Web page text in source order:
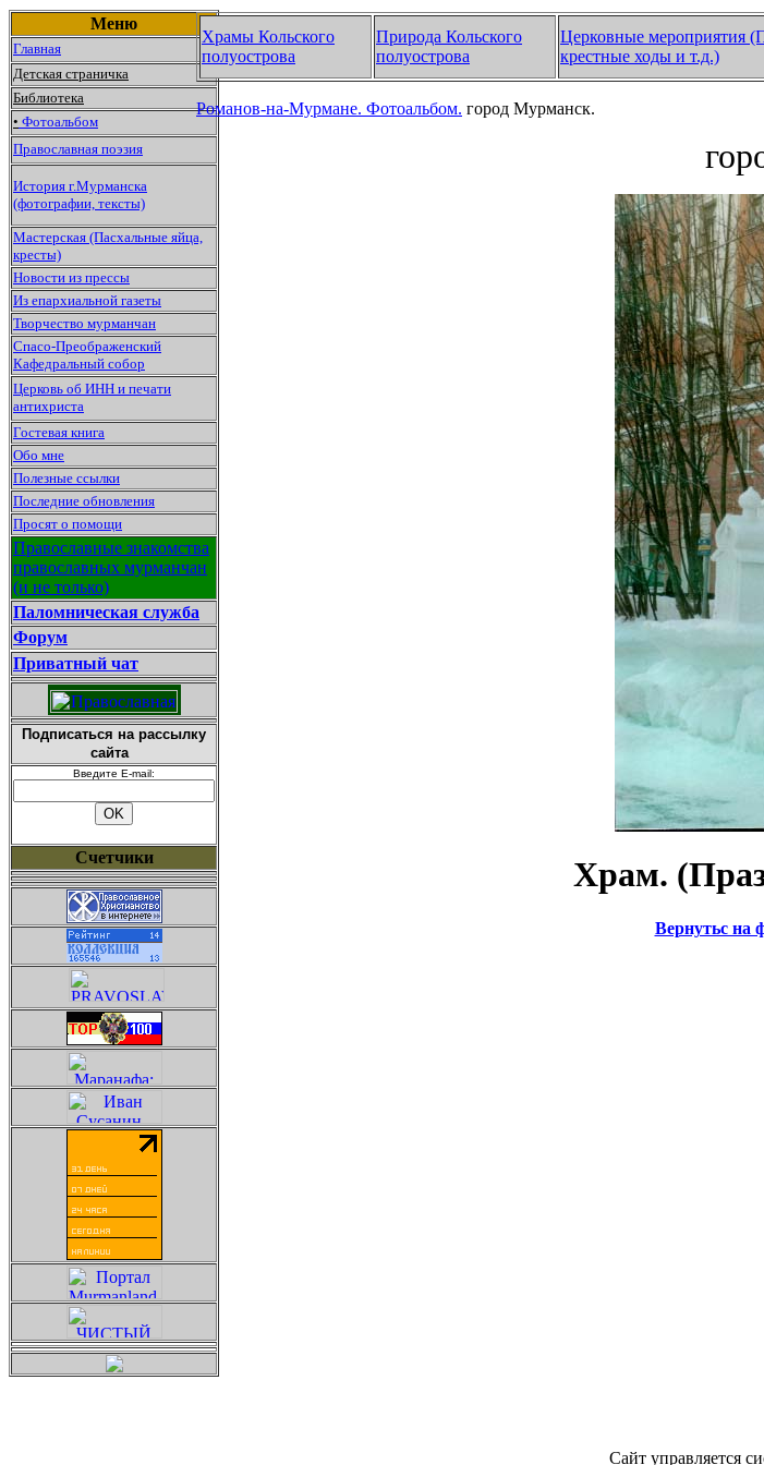
Меню
Главная
Детская страничка
Библиотека
• Фотоальбом
Православная поэзия
История г.Мурманска
(фотографии, тексты)
Мастерская (Пасхальные яйца,
кресты)
Новости из прессы
Из епархиальной газеты
Творчество мурманчан
Спасо-Преображенский
Кафедральный собор
Церковь об ИНН и печати
антихриста
Гостевая книга
Обо мне
Полезные ссылки
Последние обновления
Просят о помощи
Православные знакомства
православных мурманчан
(и не только)
Паломническая служба
Форум
Приватный чат
Подписаться на рассылку
сайта
Введите E-mail:
Счетчики
Храмы Кольского
полуострова
Природа Кольского
полуострова
Церковные мероприятия
крестные ходы и т.д.)
Романов-на-Мурмане. Фотоальбом. город Мурманск.
Храм.
Вернутьс на
Сайт управляется